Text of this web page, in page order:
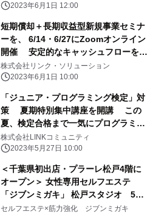
2023年6月1日 12:00
短期償却＋長期収益型新規事業セミナ
ーを、 6/14・6/27にZoomオンライン
開催 安定的なキャッシュフローを生
み出すために
株式会社リンク・ソリューション
2023年6月1日 10:00
「ジュニア・プログラミング検定」対
策 夏期特別集中講座を開講 この
夏、検定合格まで一気にプログラミン
グを学ぼう！
株式会社LINKコミュニティ
2023年5月27日 10:00
＜千葉県初出店・プラーレ松戸4階に
オープン＞ 女性専用セルフエステ
「ジブンミガキ」 松戸スタジオ 5月
25日にオープン
セルフエステ×筋力強化 ジブンミガキ